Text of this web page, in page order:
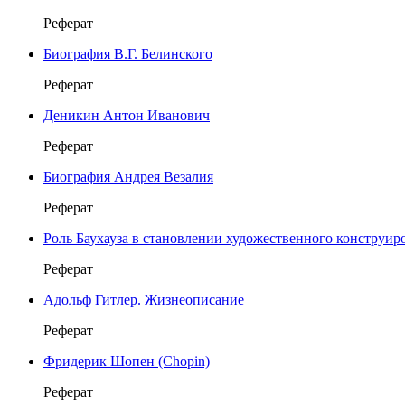
Реферат
Биография В.Г. Белинского
Реферат
Деникин Антон Иванович
Реферат
Биография Андрея Везалия
Реферат
Роль Баухауза в становлении художественного
Реферат
Адольф Гитлер. Жизнеописание
Реферат
Фридерик Шопен (Chopin)
Реферат